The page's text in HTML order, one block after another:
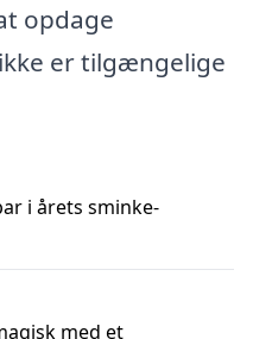
opdage
er tilgængelige
i årets sminke-
med et